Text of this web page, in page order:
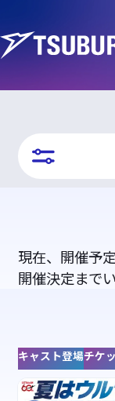
現在、開催予
開催決定まで
キャスト登場チケ